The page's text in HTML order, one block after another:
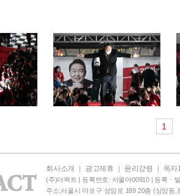
1
회사소개 | 광고제휴 | 윤리강령 | 독자
(주)더팩트 | 등록번호: 서울아00910 | 등록ㆍ
주소:서울시 마포구 성암로 189 20층 (상암